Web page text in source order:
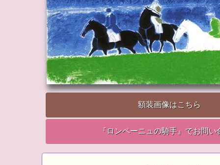
額装画像はこちら
『ロンペーニュの騎手』でお問い